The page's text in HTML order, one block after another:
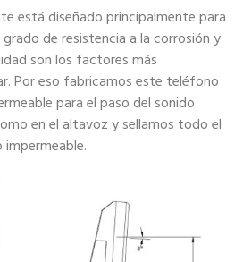
está diseñado principalmente para
de resistencia a la corrosión y
son los factores más
Por eso fabricamos este teléfono
para el paso del sonido
en el altavoz y sellamos todo el